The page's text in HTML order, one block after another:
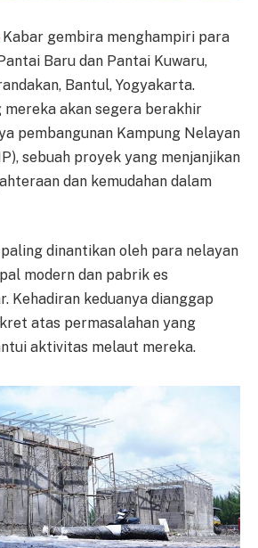
Kabar gembira menghampiri para
Baru dan Pantai Kuwaru,
Bantul, Yogyakarta.
mereka akan segera berakhir
pembangunan Kampung Nelayan
sebuah proyek yang menjanjikan
dan kemudahan dalam
dinantikan oleh para nelayan
modern dan pabrik es
Kehadiran keduanya dianggap
atas permasalahan yang
aktivitas melaut mereka.